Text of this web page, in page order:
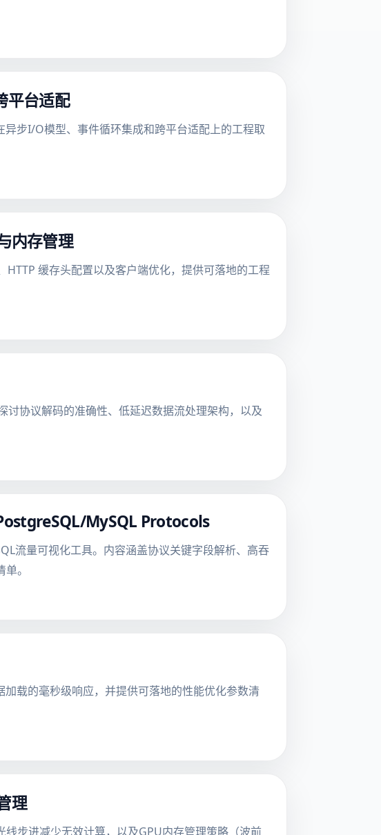
平台适配
步I/O模型、事件循环集成和跨平台适配上的工程取
内存管理
缓存头配置以及客户端优化，提供可落地的工程
协议解码的准确性、低延迟数据流处理架构，以及
MySQL Protocols
流量可视化工具。内容涵盖协议关键字段解析、高吞
。
载的毫秒级响应，并提供可落地的性能优化参数清
理
步进减少无效计算，以及GPU内存管理策略（波前